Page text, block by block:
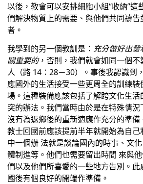
以後，教會可以安排細胞小組“收納”這
們解決物質上的需要、與他們共同禱
者。
我學到的另一個教訓是： 充分做好出
關重要的，否則，我們就會如同一個
人（路 14：28－30）。事後我認識到
應國外的生活接受一些更周全的訓練
場。這種裝備應該包括了解跨文化生
突的辦法。我們當時由於是在特殊情
沒有為返鄉後的重新適應作充分的準
教士回國前應該提前半年就開始為自
中一個辦 法就是談論國內的時事、文
體制進等。他們也需要留出時間 來與
們以及他們所喜愛的一些地方告別。
國後有個良好的開端作準備。